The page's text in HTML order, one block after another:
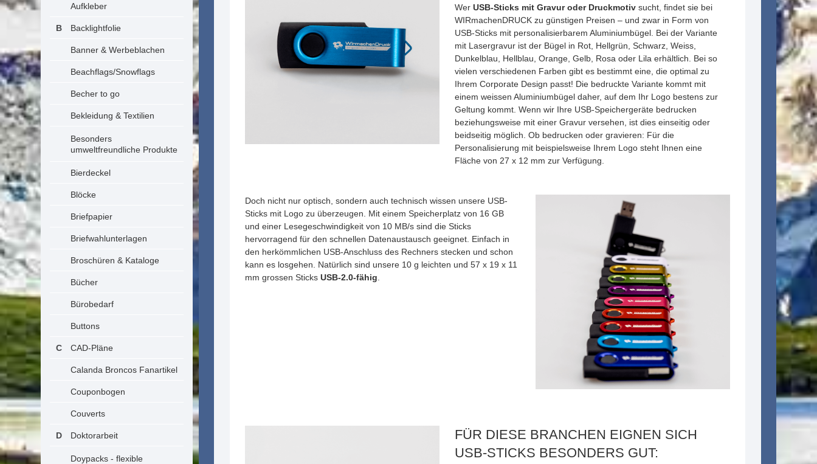
Aufkleber
Backlightfolie
Banner & Werbeblachen
Beachflags/Snowflags
Becher to go
Bekleidung & Textilien
Besonders
umweltfreundliche Produkte
Bierdeckel
Blöcke
Briefpapier
Briefwahlunterlagen
Broschüren & Kataloge
Bücher
Bürobedarf
Buttons
CAD-Pläne
Calanda Broncos Fanartikel
Couponbogen
Couverts
Doktorarbeit
Doypacks - flexible
Wer USB-Sticks mit Gravur oder Druckmotiv sucht, findet sie bei
WIRmachenDRUCK zu günstigen Preisen – und zwar in Form von
USB-Sticks mit personalisierbarem Aluminiumbügel. Bei der Variante
mit Lasergravur ist der Bügel in Rot, Hellgrün, Schwarz, Weiss,
Dunkelblau, Hellblau, Orange, Gelb, Rosa oder Lila erhältlich. Bei so
vielen verschiedenen Farben gibt es bestimmt eine, die optimal zu
Ihrem Corporate Design passt! Die bedruckte Variante kommt mit
einem weissen Aluminiumbügel daher, auf dem Ihr Logo bestens zur
Geltung kommt. Wenn wir Ihre USB-Speichergeräte bedrucken
beziehungsweise mit einer Gravur versehen, ist dies einseitig oder
beidseitig möglich. Ob bedrucken oder gravieren: Für die
Personalisierung mit beispielsweise Ihrem Logo steht Ihnen eine
Fläche von 27 x 12 mm zur Verfügung.
Doch nicht nur optisch, sondern auch technisch wissen unsere USB-
Sticks mit Logo zu überzeugen. Mit einem Speicherplatz von 16 GB
und einer Lesegeschwindigkeit von 10 MB/s sind die Sticks
hervorragend für den schnellen Datenaustausch geeignet. Einfach in
den herkömmlichen USB-Anschluss des Rechners stecken und schon
kann es losgehen. Natürlich sind unsere 10 g leichten und 57 x 19 x 11
mm grossen Sticks USB-2.0-fähig
FÜR DIESE BRANCHEN EIGNEN SICH
USB-STICKS BESONDERS GUT: